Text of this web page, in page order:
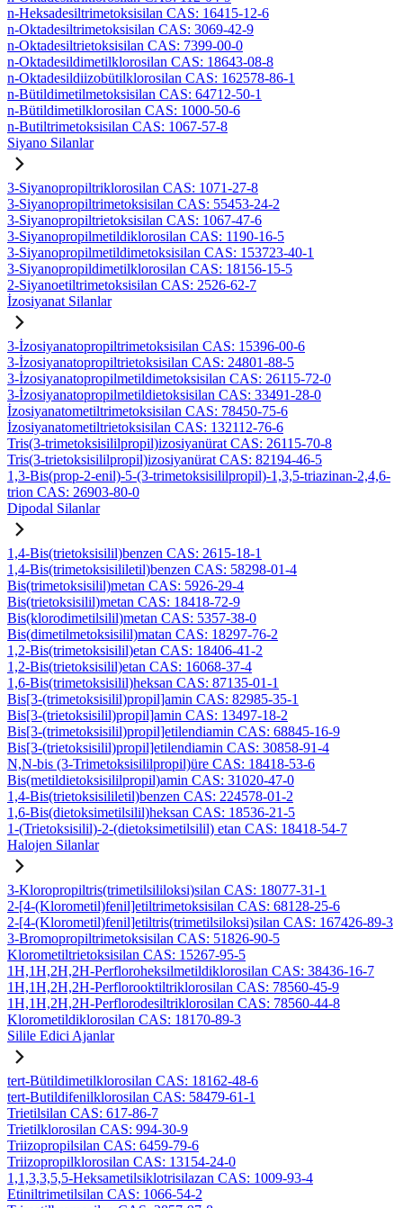
n-Heksadesiltrimetoksisilan CAS: 16415-12-6
n-Oktadesiltrimetoksisilan CAS: 3069-42-9
n-Oktadesiltrietoksisilan CAS: 7399-00-0
n-Oktadesildimetilklorosilan CAS: 18643-08-8
n-Oktadesildiizobütilklorosilan CAS: 162578-86-1
n-Bütildimetilmetoksisilan CAS: 64712-50-1
n-Bütildimetilklorosilan CAS: 1000-50-6
n-Butiltrimetoksisilan CAS: 1067-57-8
Siyano Silanlar
3-Siyanopropiltriklorosilan CAS: 1071-27-8
3-Siyanopropiltrimetoksisilan CAS: 55453-24-2
3-Siyanopropiltrietoksisilan CAS: 1067-47-6
3-Siyanopropilmetildiklorosilan CAS: 1190-16-5
3-Siyanopropilmetildimetoksisilan CAS: 153723-40-1
3-Siyanopropildimetilklorosilan CAS: 18156-15-5
2-Siyanoetiltrimetoksisilan CAS: 2526-62-7
İzosiyanat Silanlar
3-İzosiyanatopropiltrimetoksisilan CAS: 15396-00-6
3-İzosiyanatopropiltrietoksisilan CAS: 24801-88-5
3-İzosiyanatopropilmetildimetoksisilan CAS: 26115-72-0
3-İzosiyanatopropilmetildietoksisilan CAS: 33491-28-0
İzosiyanatometiltrimetoksisilan CAS: 78450-75-6
İzosiyanatometiltrietoksisilan CAS: 132112-76-6
Tris(3-trimetoksisililpropil)izosiyanürat CAS: 26115-70-8
Tris(3-trietoksisililpropil)izosiyanürat CAS: 82194-46-5
1,3-Bis(prop-2-enil)-5-(3-trimetoksisililpropil)-1,3,5-triazinan-2,4,6-
trion CAS: 26903-80-0
Dipodal Silanlar
1,4-Bis(trietoksisilil)benzen CAS: 2615-18-1
1,4-Bis(trimetoksisililetil)benzen CAS: 58298-01-4
Bis(trimetoksisilil)metan CAS: 5926-29-4
Bis(trietoksisilil)metan CAS: 18418-72-9
Bis(klorodimetilsilil)metan CAS: 5357-38-0
Bis(dimetilmetoksisilil)matan CAS: 18297-76-2
1,2-Bis(trimetoksisilil)etan CAS: 18406-41-2
1,2-Bis(trietoksisilil)etan CAS: 16068-37-4
1,6-Bis(trimetoksisilil)heksan CAS: 87135-01-1
Bis[3-(trimetoksisilil)propil]amin CAS: 82985-35-1
Bis[3-(trietoksisilil)propil]amin CAS: 13497-18-2
Bis[3-(trimetoksisilil)propil]etilendiamin CAS: 68845-16-9
Bis[3-(trietoksisilil)propil]etilendiamin CAS: 30858-91-4
N,N-bis (3-Trimetoksisililpropil)üre CAS: 18418-53-6
Bis(metildietoksisililpropil)amin CAS: 31020-47-0
1,4-Bis(trietoksisililetil)benzen CAS: 224578-01-2
1,6-Bis(dietoksimetilsilil)heksan CAS: 18536-21-5
1-(Trietoksisilil)-2-(dietoksimetilsilil) etan CAS: 18418-54-7
Halojen Silanlar
3-Kloropropiltris(trimetilsililoksi)silan CAS: 18077-31-1
2-[4-(Klorometil)fenil]etiltrimetoksisilan CAS: 68128-25-6
2-[4-(Klorometil)fenil]etiltris(trimetilsiloksi)silan CAS: 167426-89-3
3-Bromopropiltrimetoksisilan CAS: 51826-90-5
Klorometiltrietoksisilan CAS: 15267-95-5
1H,1H,2H,2H-Perfloroheksilmetildiklorosilan CAS: 38436-16-7
1H,1H,2H,2H-Perflorooktiltriklorosilan CAS: 78560-45-9
1H,1H,2H,2H-Perflorodesiltriklorosilan CAS: 78560-44-8
Klorometildiklorosilan CAS: 18170-89-3
Silile Edici Ajanlar
tert-Bütildimetilklorosilan CAS: 18162-48-6
tert-Butildifenilklorosilan CAS: 58479-61-1
Trietilsilan CAS: 617-86-7
Trietilklorosilan CAS: 994-30-9
Triizopropilsilan CAS: 6459-79-6
Triizopropilklorosilan CAS: 13154-24-0
1,1,3,3,5,5-Heksametilsiklotrisilazan CAS: 1009-93-4
Etiniltrimetilsilan CAS: 1066-54-2